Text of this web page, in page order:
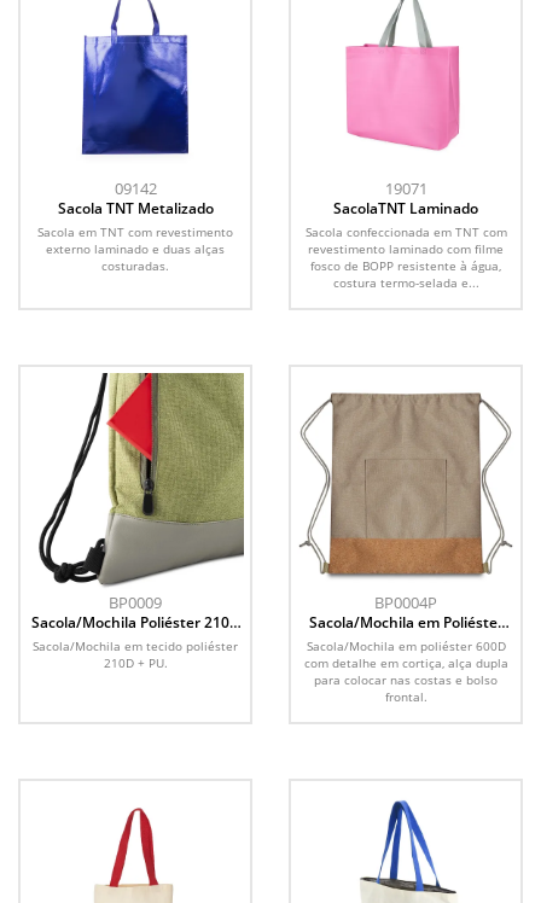
09142
Sacola TNT Metalizado
Sacola em TNT com revestimento
externo laminado e duas alças
costuradas.
19071
SacolaTNT Laminado
Sacola confeccionada em TNT com
revestimento laminado com filme
fosco de BOPP resistente à água,
costura termo-selada e...
BP0009
Sacola/Mochila Poliéster 210D
e PU (43x35cm)
Sacola/Mochila em tecido poliéster
210D + PU.
BP0004P
Sacola/Mochila em Poliéster
600D e Cortiça (34x38cm)
Sacola/Mochila em poliéster 600D
com detalhe em cortiça, alça dupla
para colocar nas costas e bolso
frontal.